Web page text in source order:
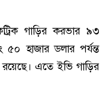
গাড়ির করভার ৯৩
হাজার ডলার পর্যন্ত
এতে ইভি গাড়ির